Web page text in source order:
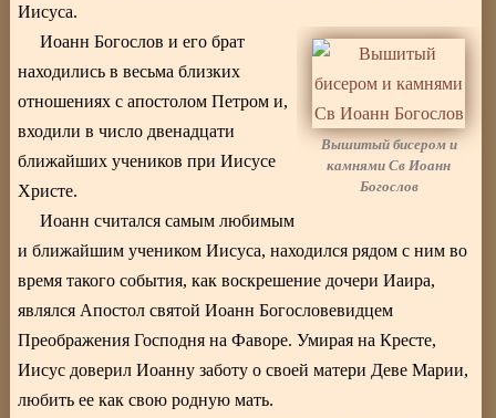
Иисуса.
Вышитый бисером и
камнями Св Иоанн
Богослов
Иоанн Богослов и его брат
находились в весьма близких
отношениях с апостолом Петром и,
входили в число двенадцати
ближайших учеников при Иисусе
Христе.
Иоанн считался самым любимым
и ближайшим учеником Иисуса, находился рядом с ним во
время такого события, как воскрешение дочери Иаира,
являлся Апостол святой Иоанн Богословевидцем
Преображения Господня на Фаворе. Умирая на Кресте,
Иисус доверил Иоанну заботу о своей матери Деве Марии,
любить ее как свою родную мать.